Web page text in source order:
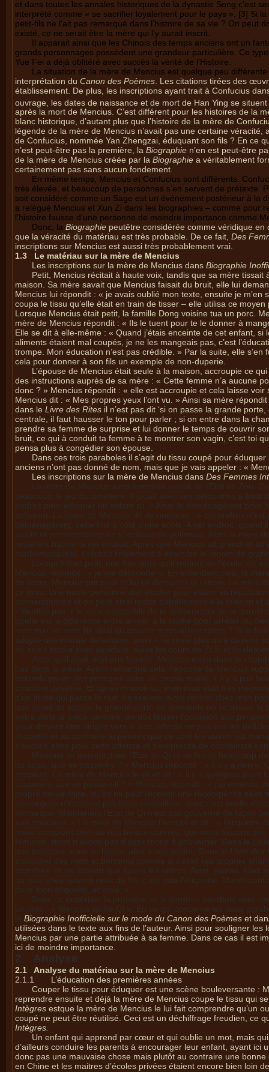
et dans toutes les annales historiques de la dynastie Song c’est
interprété comme « se sacrifier loyalement pour le pays ». [3] Si
petit-fils ne l’ait pas remarqué dans l’histoire de sa vie ? On
existé, ce ne serait être la mère qui l’y aurait inscrit.
Il apparait ainsi que les Chinois des temps anciens ont un
grands personnages possèdent une grandeur particulière. Ce
Yue Fei a déjà oblitéré avec succès la vérité de l’Histoire.
La situation de la mère de Mencius est quelque peu
interprétation du Canon des Poèmes . Les citations tirées des
établissement. De plus, les inscriptions ayant trait à Confucius
ouvrage, les dates de naissance et de mort de Han Ying se
après la mort de Mencius. C’est différent pour les histoires de la
blanc historique, d’autant plus que l’histoire de la mère de
légende de la mère de Mencius n’avait pas une certaine
de Confucius, nommée Yan Zhengzai, éduquant son fils ? En ce
n’est peut-être pas la première, la Biographie n’en est peut-être
de la mère de Mencius créée par la Biographie a véritablement
certainement pas sans aucun fondement.
En même temps, Mencius et Confucius sont différents.
très élevée, et beaucoup de personnes s’en servent de prétexte.
soit considéré comme un Sage est un événement postérieur à la
a relégué Mencius et Xun Zi dans les biographies – comme pour
l’histoire fausse d’une personne de moindre importance comme
Donc, la Biographie peutêtre considérée comme véridique
que la véracité du matériau est très probable. De ce fait, Des
inscriptions sur Mencius est aussi très probablement vrai.
1.3 Le matériau sur la mère de Mencius
Les inscriptions sur la mère de Mencius dans Biographie
Petit, Mencius récitait à haute voix, tandis que sa mère
maison. Sa mère savait que Mencius faisait du bruit, elle lui
Mencius lui répondit : « je avais oublié mon texte, ensuite je
coupa le tissu qu’elle était en train de tisser – elle utilisa ce
Lorsque Mencius était petit, la famille Dong voisine tua un porc.
mère de Mencius répondit : « Ils le tuent pour te le donner à
Elle se dit à elle-même : « Quand j’étais enceinte de cet enfant,
aliments étaient mal coupés, je ne les mangeais pas, c’est
trompe. Mon éducation n’est pas crédible. » Par la suite, elle
cela pour donner à son fils un exemple de non-duperie.
L’épouse de Mencius était seule à la maison, accroupie ce
des instructions auprès de sa mère : « Cette femme n’a aucune
donc ? » Mencius répondit : « elle est accroupie et cela laisse
Mencius dit : « Mes propres yeux l’ont vu. » Ainsi sa mère
dans le Livre des Rites il n’est pas dit ‘si on passe la grande
centrale, il faut hausser le ton pour parler ; si on entre dans la
prendre sa femme de surprise et lui donner le temps de couvrir
bruit, ce qui à conduit ta femme à te montrer son vagin, c’est toi
pensa plus à congédier son épouse.
Dans ces trois paraboles il s’agit du tissu coupé pour
anciens n’ont pas donné de nom, mais que je vais appeler : «
Les inscriptions sur la mère de Mencius dans Des Femmes
La mère de Mencius ainsi nommée venait de l’Etat de Zou.
beaucoup le jeu du cimetière. Il jouait avec ses petits amis à bâtir
endroit pour éduquer un enfant ici. » Ainsi ils déménagèrent pour
achetant. La mère de Mencius dit de nouveau : « cet endroit
déménagèrent, cette fois à côté d’une école. A cet endroit,
saluts et prosternations en s’inclinant de politesse. Alors la mère
restèrent habiter à cet endroit. Après que Mencius ait grandi et
mathématiques], il réussit finalement à atteindre le renom de
Lorsqu’il était petit, une fois alors qu’il rentrait de l‘école, sa
Mencius répondit : « je me débrouille ». En entendant cela, la
de tisser. Mencius prit peur et lui en demanda la raison. La mère
ce tissu. Une noble personne doit étudier pour établir sa
connaissances et on peut ainsi rester paisiblement à la maison et
n’étudies pas, il te sera impossible de te débarrasser de la
quelle est la différence entre arriver à la moitié pour arrêter ou
mon mari et mon fils ainsi qu’assurer notre alimentation ? Si la
adopte une morale défaillante, alors il ne reste plus qu’à devenir
au soir il étudia avec assiduité, suivit les cours de Zi Si et
Alors qu’il avait déjà pris femme, Mencius entra dans la
pas dans la pièce. Ayant remarqué cela, l’épouse de Mencius
entendu parler des principes dans un couple marié, il n’y a pas
chambre dévêtue. Et après m’avoir vu, mon mari était très
d’un invité qui passe la nuit. Laisse-moi alors rentrer chez mes
que avant de passer la grande porte on demande où se trouve
entre dans la pièce centrale, on doit laisser l’occasion aux
yeux doivent être dirigés vers le bas, afin de ne pas voir les
étiquette et au contraire tu penses que ce sont les autres qui
s’excusa alors pour cette offense et s’empressa de convaincre
Mencius se trouvait dans l’Etat de Qi et se faisait beaucoup
du souci, que se passe-t-il ? » Mencius répondit : « il n’y a rien
soupirait. La mère de Mencius le vit et dit : « il y a quelques jours
soupirant, que se passe-t-il ? » Mencius répondit : « j’ai entendu
propre savoir-faire, qu’on ne peut recevoir une récompense
monarques n’écoutent pas leurs conseillers, donc c’est inutile
monarque. Maintenant l’Etat de Qi n’est pas gouverné de façon
suis soucieux. » La mère de Mencius l’écouta et dit : «
nous occupions bien de nos beaux-parents, que nous tissions
féminins, nous n’avons pas d’aspirations à gouverner. Dans le
des boissons, sans se laisser aller à ses désirs.’ Dans le Livre des
s’occuper des mets et boissons comme si c’était ses propres
contrôles, et ne doivent que suivre les ordres. Ainsi, jeunes,
du mari elles suivent ceux du fils, c’est cela l’étiquette.
dicte mon étiquette, et voilà. »
Dans ce matériau, la première et la dernière parabole sont
un nom : « Mencius quitte Qi ». En ce qui concerne les deux
la Biographie Inofficielle sur le mode du Canon des Poèmes et
utilisées dans le texte aux fins de l’auteur. Ainsi pour souligner
Mencius par une partie attribuée à sa femme. Dans ce cas il est
ici de moindre importance.
2 Analyse
2.1 Analyse du matériau sur la mère de Mencius
2.1.1
L’éducation des premières années
Couper le tissu pour éduquer est une scène bouleversante :
reprendre ensuite et déjà la mère de Mencius coupe le tissu qui
Intègres estque la mère de Mencius le lui fait comprendre qu’un
coupé ne peut être réutilisé. Ceci est un déchiffrage freudien, ce
Intègres.
Un enfant qui apprend par cœur et qui oublie un mot, mais
d’ailleurs conduire les parents à encourager leur enfant, ayant ici
donc pas une mauvaise chose mais plutôt au contraire une bonne
en Chine et les maitres d’écoles privées étaient encore bien loin